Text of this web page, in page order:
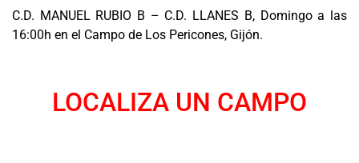
C.D. MANUEL RUBIO B – C.D. LLANES B, Domingo a las
16:00h en el Campo de Los Pericones, Gijón.
LOCALIZA UN CAMPO